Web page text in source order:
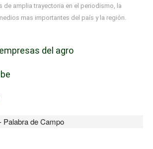
amplia trayectoria en el periodismo, la
mas importantes del país y la región.
del agro
de Campo